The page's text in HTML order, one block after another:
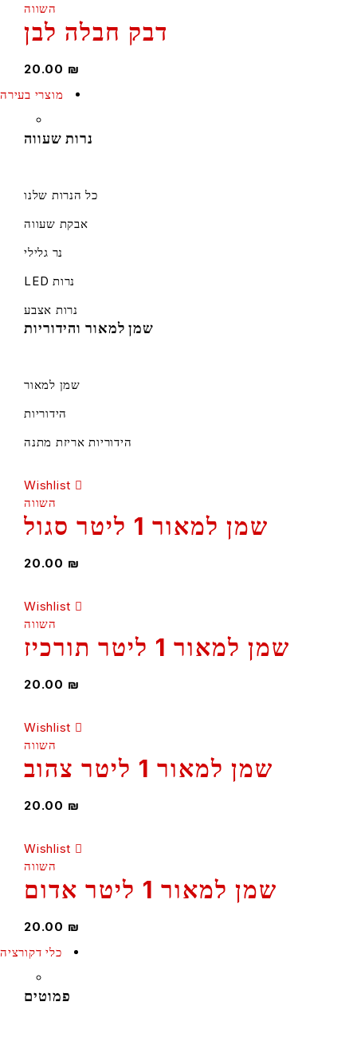
השווה
דבק חבלה לבן
20.00
מוצרי בעירה
נרות שעווה
כל הנרות שלנו
אבקת שעווה
נר גלילי
נרות אצבע
שמן למאור והידוריות
שמן למאור
הידוריות
הידוריות אריזת מתנה
Wishlist
השווה
שמן למאור 1 ליטר סגול
20.00
Wishlist
השווה
שמן למאור 1 ליטר תורכיז
20.00
Wishlist
השווה
שמן למאור 1 ליטר צהוב
20.00
Wishlist
השווה
שמן למאור 1 ליטר אדום
20.00
כלי דקורציה
פמוטים